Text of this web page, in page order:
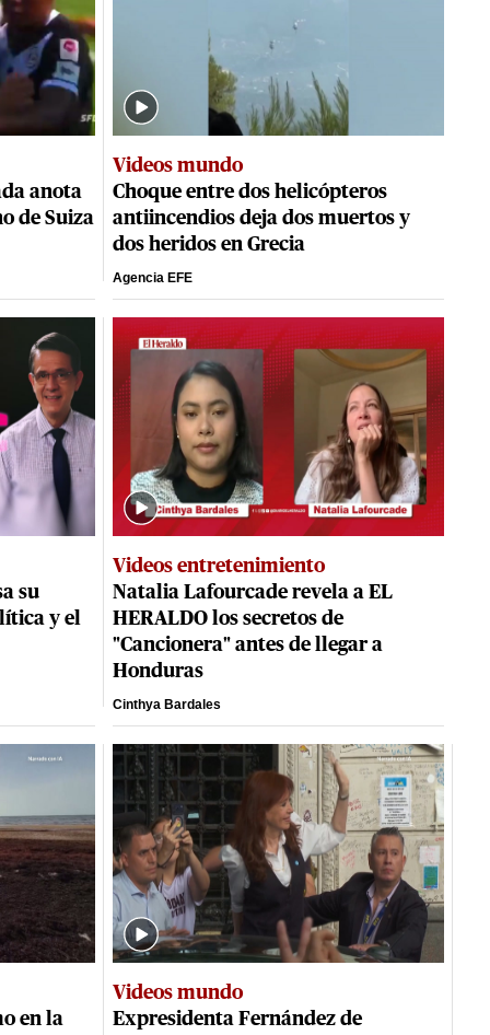
anota
de Suiza
Videos mundo
Choque entre dos helicópteros
antiincendios deja dos muertos y
dos heridos en Grecia
Agencia EFE
su
y el
Videos entretenimiento
Natalia Lafourcade revela a EL
HERALDO los secretos de
"Cancionera" antes de llegar a
Honduras
Cinthya Bardales
en la
Videos mundo
Expresidenta Fernández de